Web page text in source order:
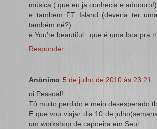
música ( que eu ja conhecia e adoooro!)
e tambem FT Island (deveria ter
também né?)
e You're beautiful...que é uma boa pra
Responder
Anônimo 5 de julho de 2010 às 23:21
oi Pessoal!
Tô muito perdido e meio desesperado
É que vou viajar dia 10 de
um workshop de capoeira em Seul.